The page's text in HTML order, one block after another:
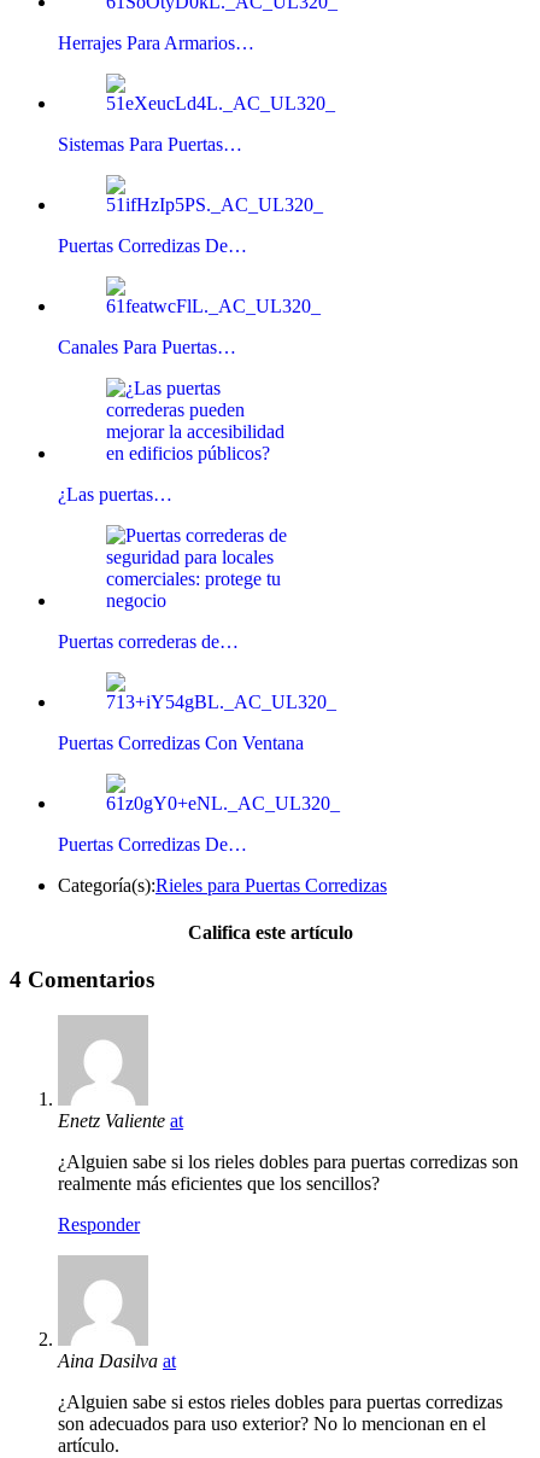
Herrajes Para Armarios…
Sistemas Para Puertas…
Puertas Corredizas De…
Canales Para Puertas…
¿Las puertas…
Puertas correderas de…
Puertas Corredizas Con Ventana
Puertas Corredizas De…
Categoría(s):Rieles para Puertas Corredizas
Califica este artículo
4 Comentarios
Enetz Valiente at
¿Alguien sabe si los rieles dobles para puertas corredizas son
realmente más eficientes que los sencillos?
Responder
Aina Dasilva at
¿Alguien sabe si estos rieles dobles para puertas corredizas
son adecuados para uso exterior? No lo mencionan en el
artículo.